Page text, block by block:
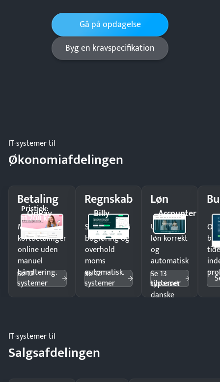
Gå på opdagelse
Byg en kravspecifikation
IT-systemer til
Økonomiafdelingen
Betaling
OnPay
Pristjek:
11.208 kr
Modtag
kortbetalinger
online uden
manuel
håndtering.
Se 12
systemer
Regnskab
Billy
Spar timer på
bogføring og
overhold
moms
automatisk.
Se 12
systemer
Løn
Accounter
Udbetal
løn korrekt
og
automatisk
—
tilpasset
danske
Se 13
systemer
IT-systemer til
Salgsafdelingen